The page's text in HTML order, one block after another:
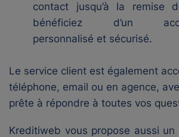
contact jusqu’à la remise
bénéficiez d’un
personnalisé et sécurisé.
Le service client est également
téléphone, email ou en agence,
prête à répondre à toutes vos
Kreditiweb vous propose aussi un